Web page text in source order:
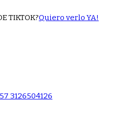
TIKTOK?Quiero verlo YA!